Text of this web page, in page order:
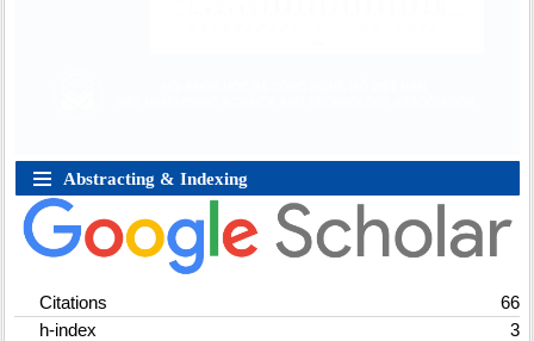
Abstracting & Indexing
Citations
66
h-index
3